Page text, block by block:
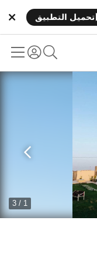
تحميل التطبيق
1 / 3